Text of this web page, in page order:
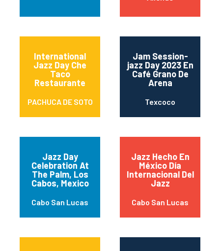
International
Jazz Day Che
Taco
Restaurante
PACHUCA DE SOTO
Jam Session-
jazz Day 2023 En
Café Grano De
Arena
Texcoco
Jazz Day
Celebration At
The Palm, Los
Cabos, Mexico
Cabo San Lucas
Jazz Hecho En
México Día
Internacional Del
Jazz
Cabo San Lucas